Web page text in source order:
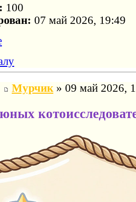
100
07 май 2026, 19:49
Мурчик » 09 май 2026,